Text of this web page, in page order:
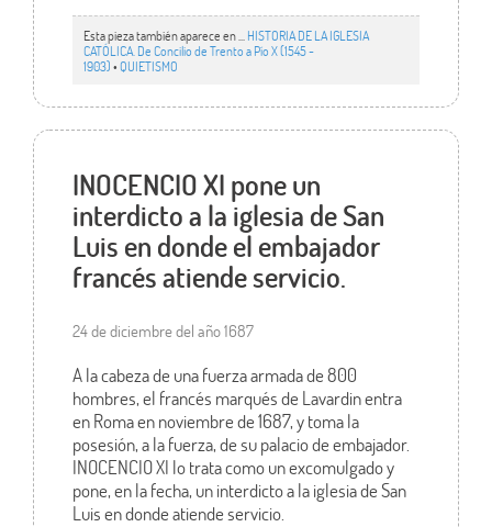
Esta pieza también aparece en ... HISTORIA DE LA IGLESIA
CATÓLICA. De Concilio de Trento a Pío X (1545 -
1903)•QUIETISMO
INOCENCIO XI pone un
interdicto a la iglesia de San
Luis en donde el embajador
francés atiende servicio.
24 de diciembre del año 1687
A la cabeza de una fuerza armada de 800
hombres, el francés marqués de Lavardin entra
en Roma en noviembre de 1687, y toma la
posesión, a la fuerza, de su palacio de embajador.
INOCENCIO XI lo trata como un excomulgado y
pone, en la fecha, un interdicto a la iglesia de San
Luis en donde atiende servicio.